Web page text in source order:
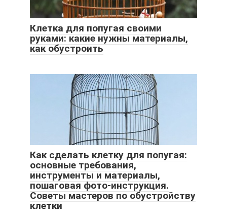
Клетка для попугая своими
руками: какие нужны материалы,
как обустроить
Как сделать клетку для попугая:
основные требования,
инструменты и материалы,
пошаговая фото-инструкция.
Советы мастеров по обустройству
клетки